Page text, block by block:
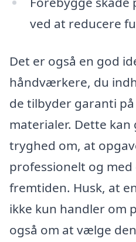
ved at reducere
Det er også en god
håndværkere, du
de tilbyder garanti
materialer. Dette kan
tryghed om, at
professionelt og
fremtiden. Husk, at
ikke kun handler om
også om at vælge